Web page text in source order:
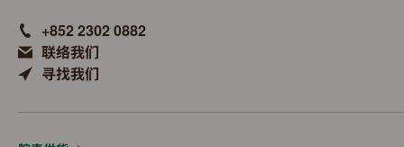
+852 2302 0882
联络我们
寻找我们